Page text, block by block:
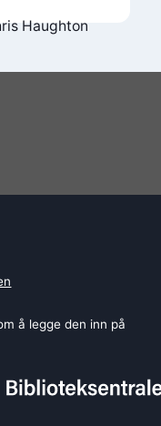
Haughton
å legge den inn på